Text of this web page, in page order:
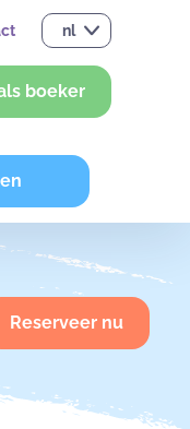
nl
boeker
Reserveer nu